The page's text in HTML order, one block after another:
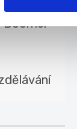
Boomer